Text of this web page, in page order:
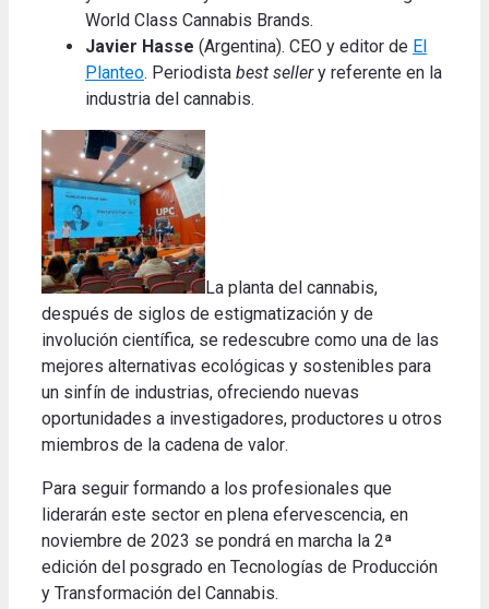
World Class Cannabis Brands.
Javier Hasse (Argentina). CEO y editor de El
Planteo. Periodista best sellery referente en la
industria del cannabis.
La planta del cannabis,
después de siglos de estigmatización y de
involución científica, se redescubre como una de las
mejores alternativas ecológicas y sostenibles para
un sinfín de industrias, ofreciendo nuevas
oportunidades a investigadores, productores u otros
miembros de la cadena de valor.
Para seguir formando a los profesionales que
liderarán este sector en plena efervescencia, en
noviembre de 2023 se pondrá en marcha la 2ª
edición del posgrado en Tecnologías de Producción
y Transformación del Cannabis.